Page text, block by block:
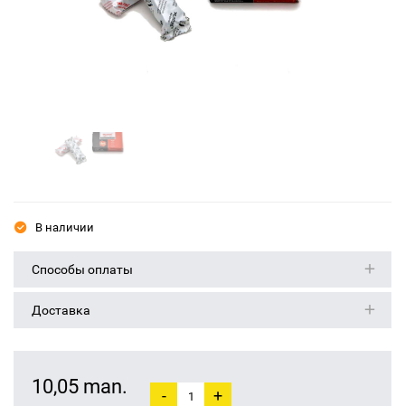
В наличии
Способы оплаты
Доставка
10,05 man. - +